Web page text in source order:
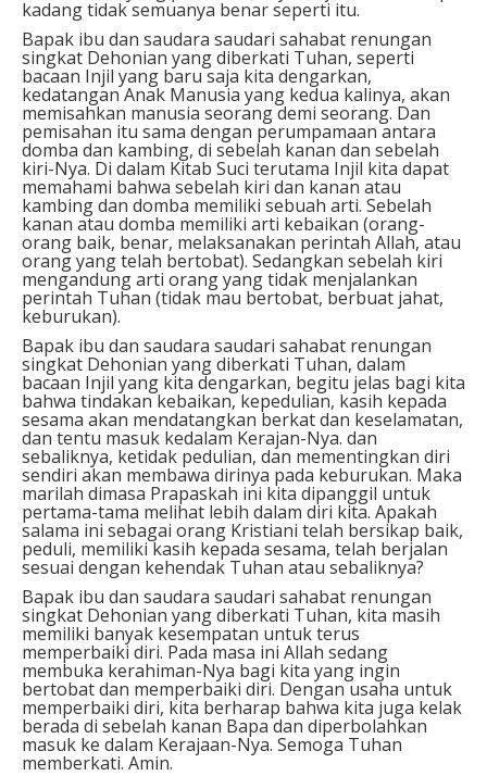
kadang tidak semuanya benar seperti itu.
Bapak ibu dan saudara saudari sahabat renungan
singkat Dehonian yang diberkati Tuhan, seperti
bacaan Injil yang baru saja kita dengarkan,
kedatangan Anak Manusia yang kedua kalinya, akan
memisahkan manusia seorang demi seorang. Dan
pemisahan itu sama dengan perumpamaan antara
domba dan kambing, di sebelah kanan dan sebelah
kiri-Nya. Di dalam Kitab Suci terutama Injil kita dapat
memahami bahwa sebelah kiri dan kanan atau
kambing dan domba memiliki sebuah arti. Sebelah
kanan atau domba memiliki arti kebaikan (orang-
orang baik, benar, melaksanakan perintah Allah, atau
orang yang telah bertobat). Sedangkan sebelah kiri
mengandung arti orang yang tidak menjalankan
perintah Tuhan (tidak mau bertobat, berbuat jahat,
keburukan).
Bapak ibu dan saudara saudari sahabat renungan
singkat Dehonian yang diberkati Tuhan, dalam
bacaan Injil yang kita dengarkan, begitu jelas bagi kita
bahwa tindakan kebaikan, kepedulian, kasih kepada
sesama akan mendatangkan berkat dan keselamatan,
dan tentu masuk kedalam Kerajan-Nya. dan
sebaliknya, ketidak pedulian, dan mementingkan diri
sendiri akan membawa dirinya pada keburukan. Maka
marilah dimasa Prapaskah ini kita dipanggil untuk
pertama-tama melihat lebih dalam diri kita. Apakah
salama ini sebagai orang Kristiani telah bersikap baik,
peduli, memiliki kasih kepada sesama, telah berjalan
sesuai dengan kehendak Tuhan atau sebaliknya?
Bapak ibu dan saudara saudari sahabat renungan
singkat Dehonian yang diberkati Tuhan, kita masih
memiliki banyak kesempatan untuk terus
memperbaiki diri. Pada masa ini Allah sedang
membuka kerahiman-Nya bagi kita yang ingin
bertobat dan memperbaiki diri. Dengan usaha untuk
memperbaiki diri, kita berharap bahwa kita juga kelak
berada di sebelah kanan Bapa dan diperbolahkan
masuk ke dalam Kerajaan-Nya. Semoga Tuhan
memberkati. Amin.